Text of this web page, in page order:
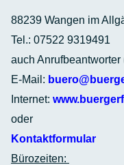
88239 Wangen im
Tel.: 07522 9319491
auch Anrufbeantworter
E-Mail:
Internet:
oder
Kontaktformular
Bürozeiten: